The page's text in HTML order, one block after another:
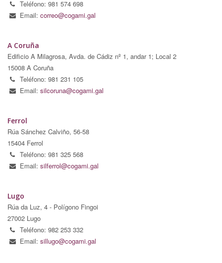
Teléfono: 981 574 698
Email: correo@cogami.gal
A Coruña
Edificio A Milagrosa, Avda. de Cádiz nº 1, andar 1; Local 2
15008 A Coruña
Teléfono: 981 231 105
Email: silcoruna@cogami.gal
Ferrol
Rúa Sánchez Calviño, 56-58
15404 Ferrol
Teléfono: 981 325 568
Email: silferrol@cogami.gal
Lugo
Rúa da Luz, 4 - Polígono Fingoi
27002 Lugo
Teléfono: 982 253 332
Email: sillugo@cogami.gal